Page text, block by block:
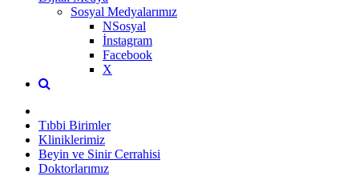
Sosyal Medyalarımız
NSosyal
İnstagram
Facebook
X
Tıbbi Birimler
Kliniklerimiz
Beyin ve Sinir Cerrahisi
Doktorlarımız